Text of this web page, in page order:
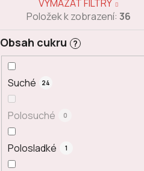
Obsah cukru ?
Suché 24
Polosuché 0
Polosladké 1
VYMAZAT FILTRY
Položek k zobrazení: 36